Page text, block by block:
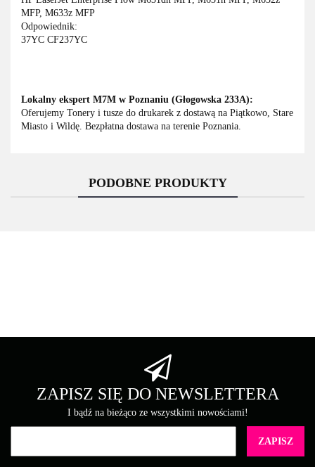
MFP, M633z MFP
Odpowiednik:
37YC CF237YC
Lokalny ekspert M7M w Poznaniu (Głogowska 233A):
Oferujemy Tonery i tusze do drukarek z dostawą na Piątkowo, Stare
Miasto i Wildę. Bezpłatna dostawa na terenie Poznania.
PODOBNE PRODUKTY
Brother
ZAPISZ SIĘ DO NEWSLETTERA
I bądź na bieżąco ze wszystkimi nowościami!